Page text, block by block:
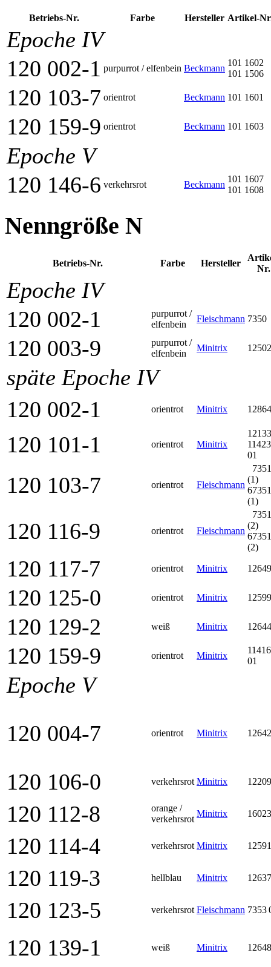
Betriebs-Nr. Farbe Her­steller Artikel-
Epoche IV
120 002-1 purpurrot / elfenbein Beckmann
101 1602
101 1506
120 103-7 orientrot Beckmann 101 1601
120 159-9 orientrot Beckmann 101 1603
Epoche V
120 146-6 verkehrsrot Beckmann
101 1607
101 1608
Nenngröße N
Betriebs-Nr. Farbe Her­steller
Nr.
Epoche IV
120 002-1
purpurrot /
elfenbein
Fleischmann 7350
120 003-9
purpurrot /
elfenbein
Minitrix 12502
späte Epoche IV
120 002-1
orientrot Minitrix 12864
120 101-1 orientrot Minitrix
12133
01
120 103-7 orientrot Fleischmann
7351
(1)
67351
(1)
120 116-9 orientrot Fleischmann
7351
(2)
67351
(2)
120 117-7 orientrot Minitrix 12649
120 125-0 orientrot Minitrix 12599
120 129-2 weiß Minitrix 12644
120 159-9 orientrot Minitrix
01
Epoche V
120 004-7
orientrot Minitrix 12642
120 106-0 verkehrsrot Minitrix 12209
120 112-8
orange /
verkehrsrot
Minitrix 16023
120 114-4 verkehrsrot Minitrix 12591
120 119-3 hellblau Minitrix 12637
120 123-5 verkehrsrot Fleischmann 7353
120 139-1 weiß Minitrix 12648